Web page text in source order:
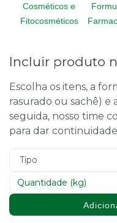
Cosméticos e
Fitocosméticos
Incluir produto
Escolha os itens, a
rasurado ou sachê) e
seguida, nosso time
para dar